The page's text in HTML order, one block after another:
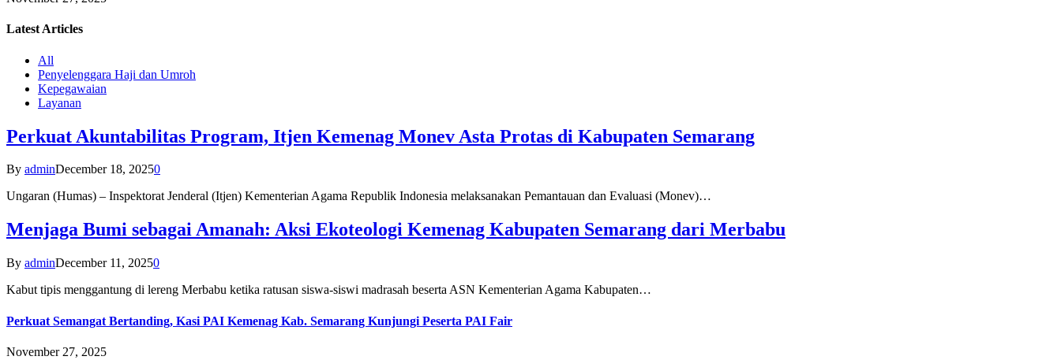
Latest Articles
All
Penyelenggara Haji dan Umroh
Kepegawaian
Layanan
Perkuat Akuntabilitas Program, Itjen Kemenag Monev Asta Protas di Kabupaten Semarang
By adminDecember 18, 20250
Ungaran (Humas) – Inspektorat Jenderal (Itjen) Kementerian Agama Republik Indonesia melaksanakan Pemantauan dan Evaluasi (Monev)…
Menjaga Bumi sebagai Amanah: Aksi Ekoteologi Kemenag Kabupaten Semarang dari Merbabu
By adminDecember 11, 20250
Kabut tipis menggantung di lereng Merbabu ketika ratusan siswa-siswi madrasah beserta ASN Kementerian Agama Kabupaten…
Perkuat Semangat Bertanding, Kasi PAI Kemenag Kab. Semarang Kunjungi Peserta PAI Fair
November 27, 2025